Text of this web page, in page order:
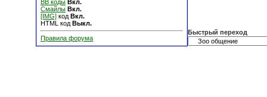
BB коды Вкл.
Смайлы Вкл.
[IMG] код Вкл.
HTML код Выкл.
Правила форума
Быстрый переход